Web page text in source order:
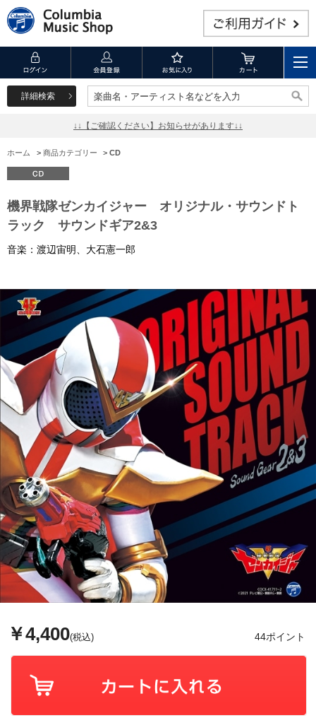
詳細検索 楽曲名・アーティスト名などを入力
楽曲名・アーティスト名などを入力
↓↓【ご確認ください】お知らせがあります↓↓
ホーム > 商品カテゴリー > CD
機界戦隊ゼンカイジャー オリジナル・サウンドト
ラック サウンドギア2&3
音楽：渡辺宙明、大石憲一郎
￥4,400(税込) 44ポイント